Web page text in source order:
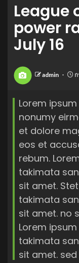
League
power
July 16
admin
Lorem
nonumy
et dolore
eos et
rebum.
takimata
sit amet.
takimata
sit amet. no
Lorem
takimata
sit amet.